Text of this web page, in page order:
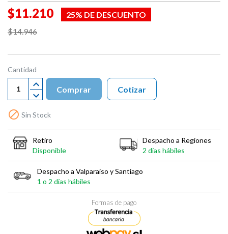
$11.210
25% DE DESCUENTO
$14.946
Cantidad
Comprar
 Sin Stock
Cotizar
Retiro
Disponible
Despacho a Regiones
2 días hábiles
Despacho a Valparaíso y Santiago
1 o 2 días hábiles
Formas de pago